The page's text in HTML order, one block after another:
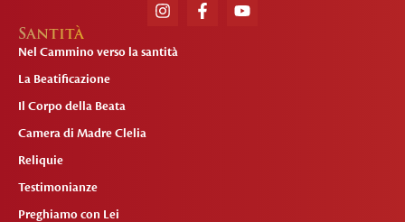
Santità
Nel Cammino verso la santità
La Beatificazione
Il Corpo della Beata
Camera di Madre Clelia
Reliquie
Testimonianze
Preghiamo con Lei